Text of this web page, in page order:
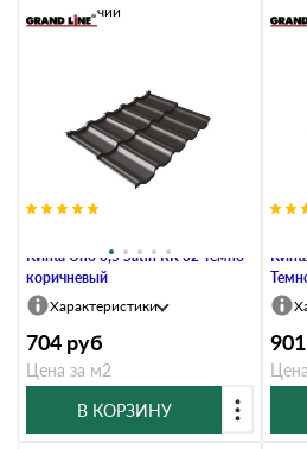
Kvinta Uno 0,5 Satin RR 32 Темно-
коричневый
В наличии
Характеристики
704 руб
Цена за м2
В КОРЗИНУ
901